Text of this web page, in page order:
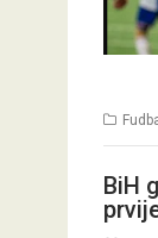
BiH